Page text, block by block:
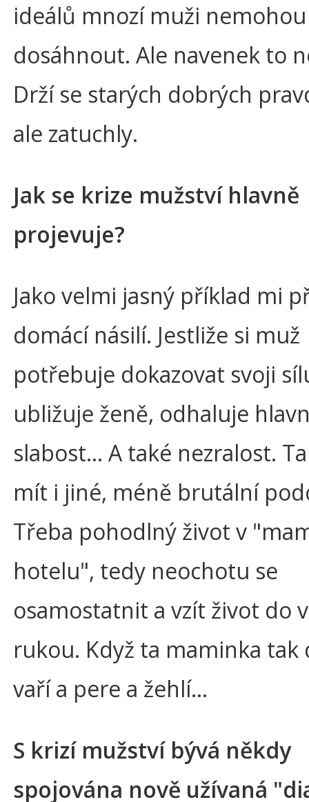
ideálů mnozí muži nemohou
dosáhnout. Ale navenek to
Drží se starých dobrých
ale zatuchly.
Jak se krize mužství hlavně
projevuje?
Jako velmi jasný příklad mi
domácí násilí. Jestliže si muž
potřebuje dokazovat svoji
ubližuje ženě, odhaluje
slabost… A také nezralost.
mít i jiné, méně brutální
Třeba pohodlný život v
hotelu", tedy neochotu se
osamostatnit a vzít život do
rukou. Když ta maminka tak
vaří a pere a žehlí…
S krizí mužství bývá někdy
spojována nově užívaná